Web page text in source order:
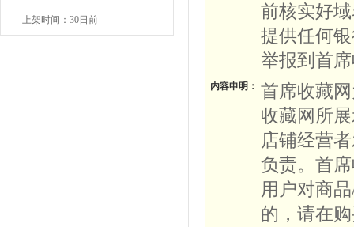
上架时间：30日前
前核实好
提供任何
举报到首
内容申明： 首席收藏
收藏网所
店铺经营
负责。首
用户对商
的，请在